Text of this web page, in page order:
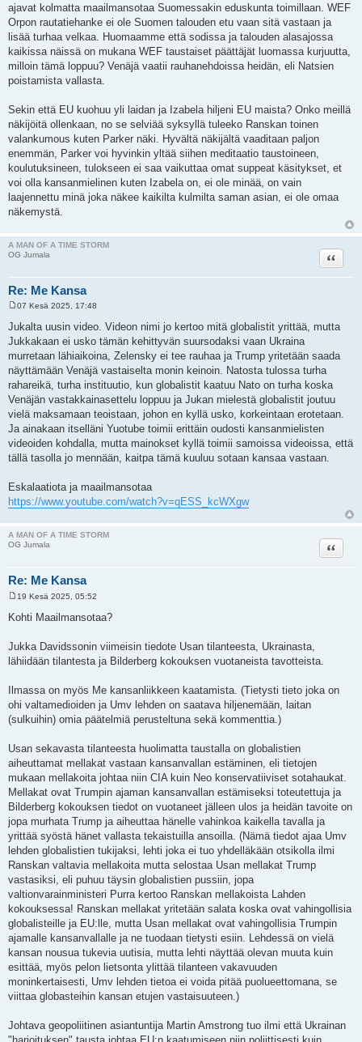
ajavat kolmatta maailmansotaa Suomessakin eduskunta toimillaan. WEF
Orpon rautatiehanke ei ole Suomen talouden etu vaan sitä vastaan ja
lisää turhaa velkaa. Huomaamme että sodissa ja talouden alasajossa
kaikissa näissä on mukana WEF taustaiset päättäjät luomassa kurjuutta,
milloin tämä loppuu? Venäjä vaatii rauhanehdoissa heidän, eli Natsien
poistamista vallasta.
Sekin että EU kuohuu yli laidan ja Izabela hiljeni EU maista? Onko meillä
näkijöitä ollenkaan, no se selviää syksyllä tuleeko Ranskan toinen
valankumous kuten Parker näki. Hyvältä näkijältä vaaditaan paljon
enemmän, Parker voi hyvinkin yltää siihen meditaatio taustoineen,
koulutuksineen, tulokseen ei saa vaikuttaa omat suppeat käsitykset, et
voi olla kansanmielinen kuten Izabela on, ei ole minää, on vain
laajennettu minä joka näkee kaikilta kulmilta saman asian, ei ole omaa
näkemystä.
A MAN OF A TIME STORM
OG Jumala
Re: Me Kansa
Lainaa
e
s
i
07 Kesä 2025, 17:48
Jukalta uusin video. Videon nimi jo kertoo mitä globalistit yrittää, mutta
Jukkakaan ei usko tämän kehittyvän suursodaksi vaan Ukraina
murretaan lähiaikoina, Zelensky ei tee rauhaa ja Trump yritetään saada
näyttämään Venäjä vastaiselta monin keinoin. Natosta tulossa turha
rahareikä, turha instituutio, kun globalistit kaatuu Nato on turha koska
Venäjän vastakkainasettelu loppuu ja Jukan mielestä globalistit joutuu
vielä maksamaan teoistaan, johon en kyllä usko, korkeintaan erotetaan.
Ja ainakaan itselläni Yuotube toimii erittäin oudosti kansanmielisten
videoiden kohdalla, mutta mainokset kyllä toimii samoissa videoissa, että
tällä tasolla jo mennään, kaitpa tämä kuuluu sotaan kansaa vastaan.
Eskalaatiota ja maailmansotaa
https://www.youtube.com/watch?v=qESS_kcWXgw
A MAN OF A TIME STORM
OG Jumala
Re: Me Kansa
Lainaa
e
i
19 Kesä 2025, 05:52
Kohti Maailmansotaa?
Jukka Davidssonin viimeisin tiedote Usan tilanteesta, Ukrainasta,
lähiidään tilantesta ja Bilderberg kokouksen vuotaneista tavotteista.
Ilmassa on myös Me kansanliikkeen kaatamista. (Tietysti tieto joka on
ohi valtamedioiden ja Umv lehden on saatava hiljenemään, laitan
(sulkuihin) omia päätelmiä perusteltuna sekä kommenttia.)
Usan sekavasta tilanteesta huolimatta taustalla on globalistien
aiheuttamat mellakat vastaan kansanvallan estäminen, eli tietojen
mukaan mellakoita johtaa niin CIA kuin Neo konservatiiviset sotahaukat.
Mellakat ovat Trumpin ajaman kansanvallan estämiseksi toteutettuja ja
Bilderberg kokouksen tiedot on vuotaneet jälleen ulos ja heidän tavoite on
jopa murhata Trump ja aiheuttaa hänelle vahinkoa kaikella tavalla ja
yrittää syöstä hänet vallasta tekaistuilla ansoilla. (Nämä tiedot ajaa Umv
lehden globalistien tukijaksi, lehti joka ei tuo yhdelläkään otsikolla ilmi
Ranskan valtavia mellakoita mutta selostaa Usan mellakat Trump
vastasiksi, eli puhuu täysin globalistien pussiin, jopa
valtionvarainministeri Purra kertoo Ranskan mellakoista Lahden
kokouksessa! Ranskan mellakat yritetään salata koska ovat vahingollisia
globalisteille ja EU:lle, mutta Usan mellakat ovat vahingollisia Trumpin
ajamalle kansanvallalle ja ne tuodaan tietysti esiin. Lehdessä on vielä
kansan nousua tukevia uutisia, mutta lehti näyttää olevan muuta kuin
esittää, myös pelon lietsonta ylittää tilanteen vakavuuden
moninkertaisesti, Umv lehden tietoa ei voida pitää puolueettomana, se
viittaa globasteihin kansan etujen vastaisuuteen.)
Johtava geopoliitinen asiantuntija Martin Amstrong tuo ilmi että Ukrainan